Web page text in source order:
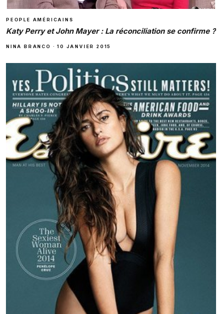
PEOPLE AMÉRICAINS
Katy Perry et John Mayer : La réconciliation se confirme ?
NINA BRANCO ·10 JANVIER 2015